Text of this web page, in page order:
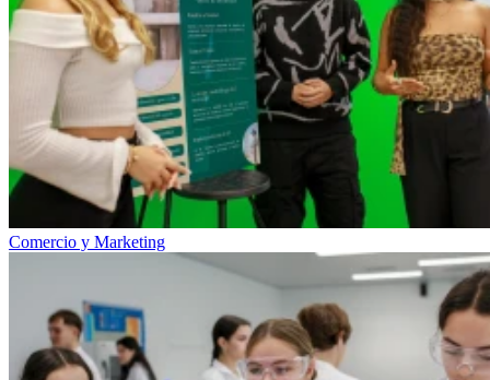
Comercio y Marketing